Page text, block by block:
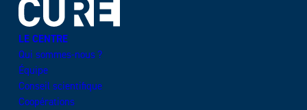
LE CENTRE
Qui sommes-nous ?
Équipe
Conseil scientifique
Coopérations